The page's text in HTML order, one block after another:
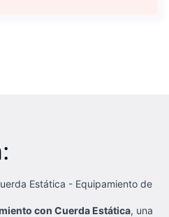
Estática - Equipamiento de
con Cuerda Estática, una